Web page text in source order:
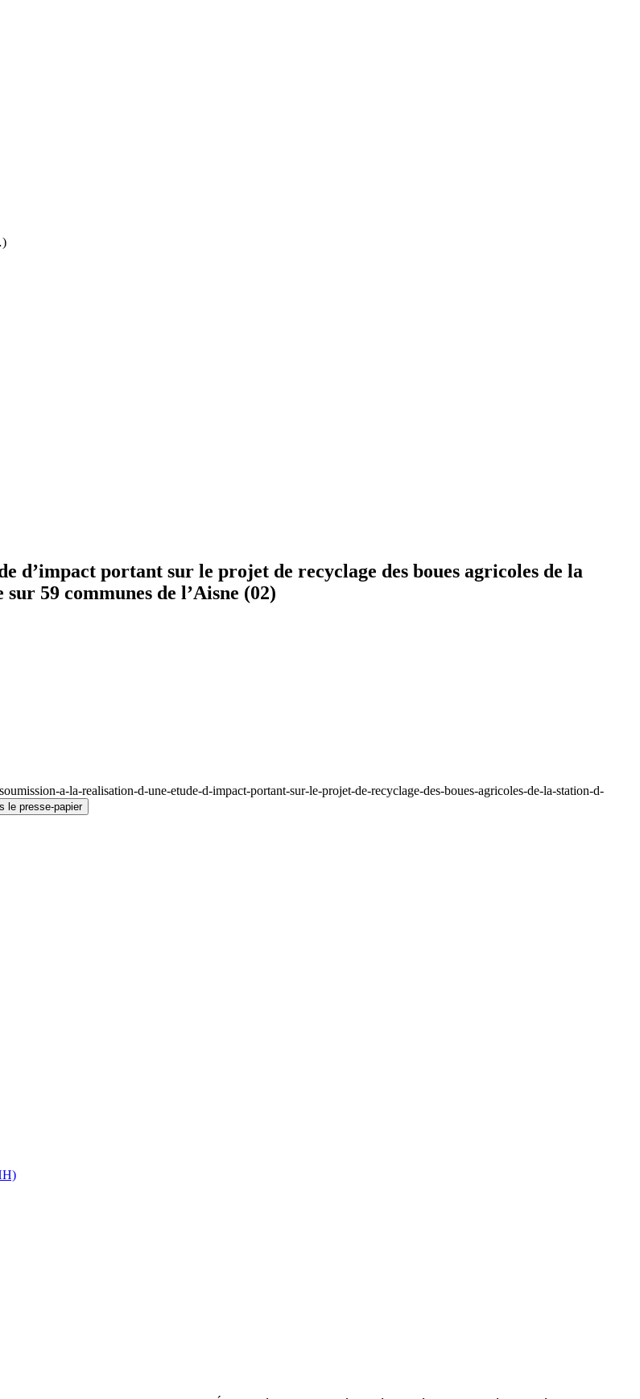
d’impact portant sur le projet de recyclage des boues agricoles de la
59 communes de l’Aisne (02)
a-la-realisation-d-une-etude-d-impact-portant-sur-le-projet-de-recyclage-des-boues-agricoles-de-la-station-d-
le presse-papier